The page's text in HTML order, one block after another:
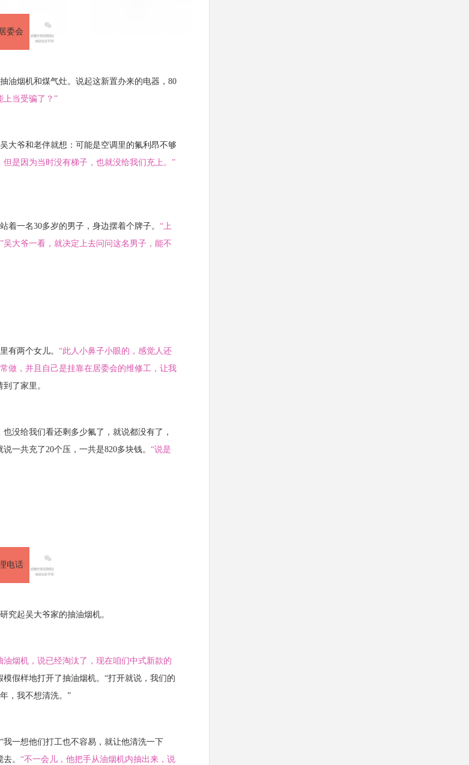
委会
油烟机和煤气灶。说起这新置办来的电器，80
上当受骗了？”
大爷和老伴就想：可能是空调里的氟利昂不够
是因为当时没有梯子，也就没给我们充上。”
着一名30多岁的男子，身边摆着个牌子。“上
大爷一看，就决定上去问问这名男子，能不
有两个女儿。“此人小鼻子小眼的，感觉人还
做，并且自己是挂靠在居委会的维修工，让我
了家里。
没给我们看还剩多少氟了，就说都没有了，
一共充了20个压，一共是820多块钱。“说是
电话
究起吴大爷家的抽油烟机。
烟机，说已经淘汰了，现在咱们中式新款的
假样地打开了抽油烟机。“打开就说，我们的
，我不想清洗。”
一想他们打工也不容易，就让他清洗一下
去。“不一会儿，他把手从油烟机内抽出来，说